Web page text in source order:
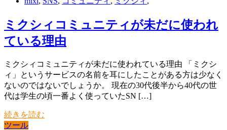
ミクシィコミュニティが未だに使われ
ている理由
ミクシィコミュニティが未だに使われている理由 「ミクシ
ィ」というサービスの名前を耳にしたことがある方は少なく
ないのではないでしょうか。 現在の30代後半から40代の世
代は学生の頃一番よく使っていたSN […]
続きを読む
ツール